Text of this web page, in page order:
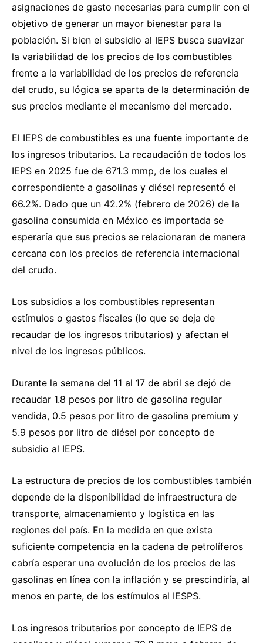
asignaciones de gasto necesarias para cumplir con el
objetivo de generar un mayor bienestar para la
población. Si bien el subsidio al IEPS busca suavizar
la variabilidad de los precios de los combustibles
frente a la variabilidad de los precios de referencia
del crudo, su lógica se aparta de la determinación de
sus precios mediante el mecanismo del mercado.
El IEPS de combustibles es una fuente importante de
los ingresos tributarios. La recaudación de todos los
IEPS en 2025 fue de 671.3 mmp, de los cuales el
correspondiente a gasolinas y diésel representó el
66.2%. Dado que un 42.2% (febrero de 2026) de la
gasolina consumida en México es importada se
esperaría que sus precios se relacionaran de manera
cercana con los precios de referencia internacional
del crudo.
Los subsidios a los combustibles representan
estímulos o gastos fiscales (lo que se deja de
recaudar de los ingresos tributarios) y afectan el
nivel de los ingresos públicos.
Durante la semana del 11 al 17 de abril se dejó de
recaudar 1.8 pesos por litro de gasolina regular
vendida, 0.5 pesos por litro de gasolina premium y
5.9 pesos por litro de diésel por concepto de
subsidio al IEPS.
La estructura de precios de los combustibles también
depende de la disponibilidad de infraestructura de
transporte, almacenamiento y logística en las
regiones del país. En la medida en que exista
suficiente competencia en la cadena de petrolíferos
cabría esperar una evolución de los precios de las
gasolinas en línea con la inflación y se prescindiría, al
menos en parte, de los estímulos al IESPS.
Los ingresos tributarios por concepto de IEPS de